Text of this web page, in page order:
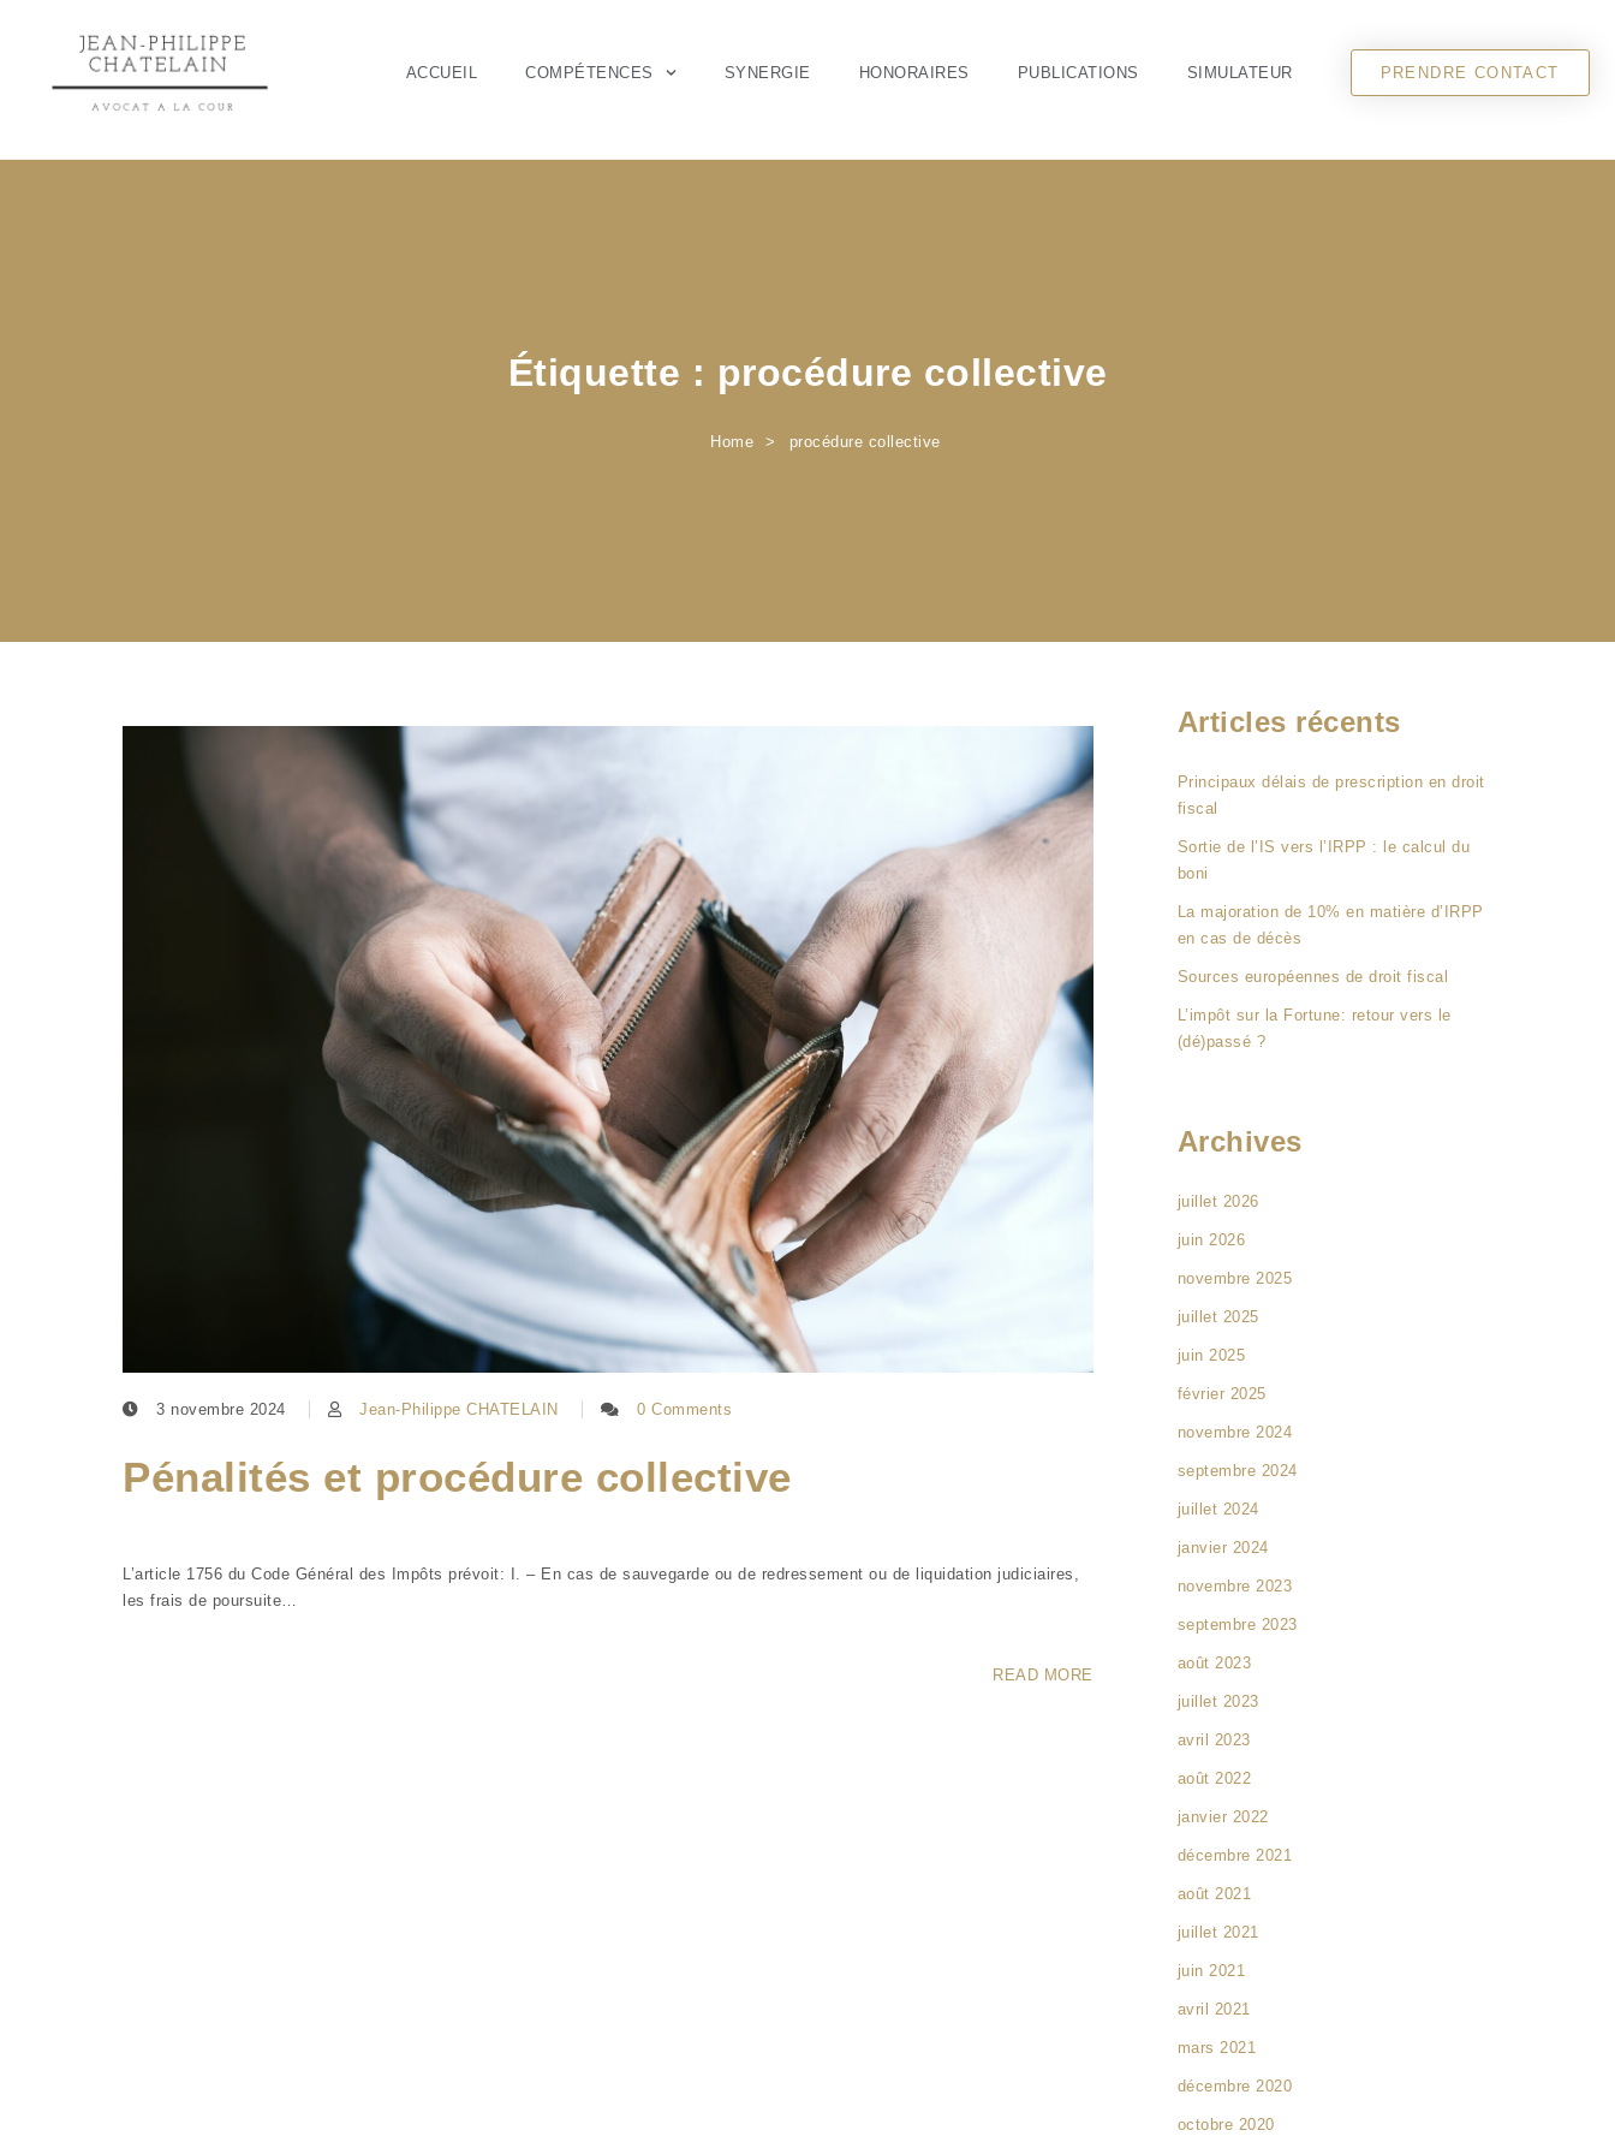
ACCUEIL COMPÉTENCES SYNERGIE HONORAIRES PUBLICATIONS SIMULATEUR PRENDRE CONTACT
Étiquette : procédure collective
Home procédure collective
3 novembre 2024 Jean-Philippe CHATELAIN 0 Comments
Pénalités et procédure collective
L’article 1756 du Code Général des Impôts prévoit: I. – En cas de sauvegarde ou de redressement ou de liquidation judiciaires,
les frais de poursuite…
READ MORE
Articles récents
Principaux délais de prescription en droit
fiscal
Sortie de l’IS vers l’IRPP : le calcul du
boni
La majoration de 10% en matière d’IRPP
en cas de décès
Sources européennes de droit fiscal
L’impôt sur la Fortune: retour vers le
(dé)passé ?
Archives
juillet 2026
juin 2026
novembre 2025
juillet 2025
juin 2025
février 2025
novembre 2024
septembre 2024
juillet 2024
janvier 2024
novembre 2023
septembre 2023
août 2023
juillet 2023
avril 2023
août 2022
janvier 2022
décembre 2021
août 2021
juillet 2021
juin 2021
avril 2021
mars 2021
décembre 2020
octobre 2020